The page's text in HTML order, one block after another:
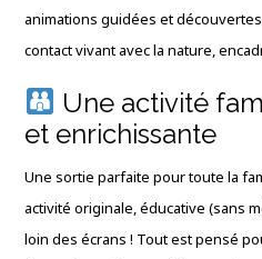
animations guidées et
contact vivant avec la nature,
Une activité
et enrichissante
Une sortie parfaite pour toute la
activité originale, éducative (sans
loin des écrans ! Tout est pensé